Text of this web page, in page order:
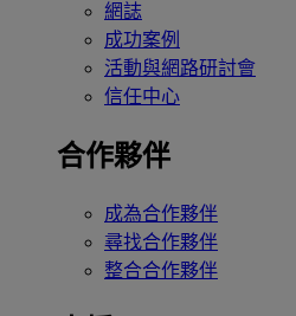
網誌
成功案例
活動與網路研討會
信任中心
合作夥伴
成為合作夥伴
尋找合作夥伴
整合合作夥伴